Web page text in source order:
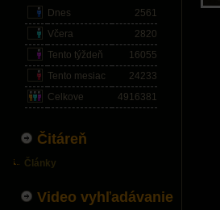
Dnes
2561
Včera
2820
Tento týždeň
16055
Tento mesiac
24233
Celkove
4916381
Čitáreň
Články
Video vyhľadávanie